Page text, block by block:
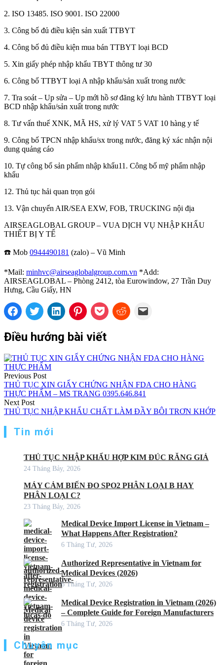
2. ISO 13485. ISO 9001. ISO 22000
3. Công bố đủ điều kiện sản xuất TTBYT
4. Công bố đủ điều kiện mua bán TTBYT loại BCD
5. Xin giấy phép nhập khẩu TBYT thông tư 30
6. Công bố TTBYT loại A nhập khẩu/sản xuất trong nước
7. Tra soát – Up sửa – Up mới hồ sơ đăng ký lưu hành TTBYT loại
BCD nhập khẩu/sản xuất trong nước
8. Tư vấn thuế XNK, MÃ HS, xử lý VAT 5 VAT 10 hàng y tế
9. Công bố TPCN nhập khẩu/sx trong nước, đăng ký xác nhận nội
dung quảng cáo
10. Tự công bố sản phẩm nhập khẩu11. Công bố mỹ phẩm nhập
khẩu
12. Thủ tục hải quan trọn gói
13. Vận chuyển AIR/SEA EXW, FOB, TRUCKING nội địa
AIRSEAGLOBAL GROUP – VUA DỊCH VỤ NHẬP KHẨU
THIẾT BỊ Y TẾ
☎️ Mob 0944490181 (zalo) – Vũ Minh
*Mail: minhvc@airseaglobalgroup.com.vn *Add:
AIRSEAGLOBAL – Phòng 2412, tòa Eurowindow, 27 Trần Duy
Hưng, Cầu Giấy, HN
Điều hướng bài viết
Previous Post
THỦ TỤC XIN GIẤY CHỨNG NHẬN FDA CHO HÀNG
THỰC PHẨM – MS TRANG 0395.646.841
Next Post
THỦ TỤC NHẬP KHẨU CHẤT LÀM ĐẦY BÔI TRƠN KHỚP
Tin mới
THỦ TỤC NHẬP KHẨU HỢP KIM ĐÚC RĂNG GIẢ
24 Tháng Bảy, 2026
MÁY CẢM BIẾN ĐO SPO2 PHÂN LOẠI B HAY
PHÂN LOẠI C?
23 Tháng Bảy, 2026
Medical Device Import License in Vietnam –
What Happens After Registration?
6 Tháng Tư, 2026
Authorized Representative in Vietnam for
Medical Devices (2026)
6 Tháng Tư, 2026
Medical Device Registration in Vietnam (2026)
– Complete Guide for Foreign Manufacturers
6 Tháng Tư, 2026
Chuyên mục